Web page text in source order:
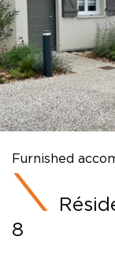
Furnished
8